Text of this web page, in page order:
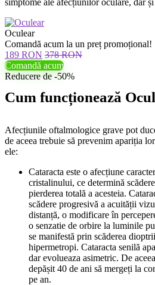
simptome ale afecțiunilor oculare, dar
Oculear
Comandă acum la un preț promoțional!
189 RON 378 RON
Comandă acum
Reducere de -50%
Cum funcționează
Afecțiunile oftalmologice grave pot
de aceea trebuie să prevenim apariția
ele:
Cataracta este o afecțiune
cristalinului, ce determină
pierderea totală a acesteia.
scădere progresivă a acuității
distanță, o modificare în
o senzatie de orbire la luminile
se manifestă prin scăderea
hipermetropi. Cataracta senilă
dar evolueaza asimetric. De
depășit 40 de ani să mergeți la
pe an.